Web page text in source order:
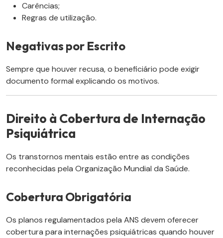
Carências;
Regras de utilização.
Negativas por Escrito
Sempre que houver recusa, o beneficiário pode exigir
documento formal explicando os motivos.
Direito à Cobertura de Internação
Psiquiátrica
Os transtornos mentais estão entre as condições
reconhecidas pela Organização Mundial da Saúde.
Cobertura Obrigatória
Os planos regulamentados pela ANS devem oferecer
cobertura para internações psiquiátricas quando houver